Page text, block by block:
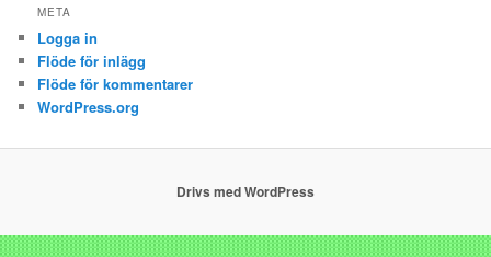
META
Logga in
Flöde för inlägg
Flöde för kommentarer
WordPress.org
Drivs med WordPress